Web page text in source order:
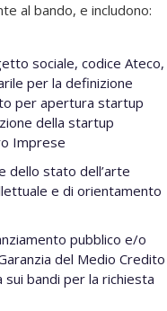
al bando, e includono:
sociale, codice Ateco,
per la definizione
per apertura startup
della startup
Imprese
dello stato dell’arte
e di orientamento
pubblico e/o
del Medio Credito
bandi per la richiesta